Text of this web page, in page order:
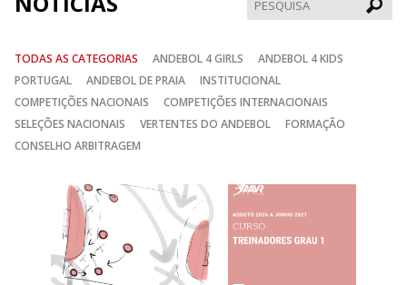
TODAS AS CATEGORIAS ANDEBOL 4 GIRLS
ANDEBOL 4 KIDS
PORTUGAL
ANDEBOL DE PRAIA
INSTITUCIONAL
COMPETIÇÕES NACIONAIS
COMPETIÇÕES INTERNACIONAIS
SELEÇÕES NACIONAIS
VERTENTES DO ANDEBOL
FORMAÇÃO
CONSELHO ARBITRAGEM
Anterior